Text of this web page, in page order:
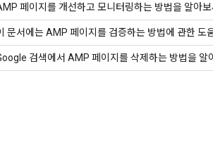
페이지를 개선하고 모니터링하는 방법을 알아보
문서에는 AMP 페이지를 검증하는 방법에 관한 도
검색에서 AMP 페이지를 삭제하는 방법을 알